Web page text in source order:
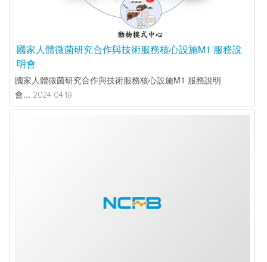
國家人體微菌研究合作與技術服務核心設施M1 服務說
明會
國家人體微菌研究合作與技術服務核心設施M1 服務說明
會... 2024-04-18